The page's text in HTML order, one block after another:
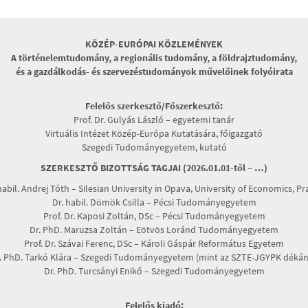
KÖZÉP-EURÓPAI KÖZLEMÉNYEK
A történelemtudomány, a regionális tudomány, a földrajztudomány,
és a gazdálkodás- és szervezéstudományok művelőinek folyóirata
Felelős szerkesztő/Főszerkesztő:
Prof. Dr. Gulyás László – egyetemi tanár
Virtuális Intézet Közép-Európa Kutatására, főigazgató
Szegedi Tudományegyetem, kutató
SZERKESZTŐ BIZOTTSÁG TAGJAI (2026.01.01-től – …)
Andrej Tóth – Silesian University in Opava, University of Economics,
Dr. habil. Dömök Csilla – Pécsi Tudományegyetem
Prof. Dr. Kaposi Zoltán, DSc – Pécsi Tudományegyetem
Dr. PhD. Maruzsa Zoltán – Eötvös Loránd Tudományegyetem
Prof. Dr. Szávai Ferenc, DSc – Károli Gáspár Református Egyetem
PhD. Tarkó Klára – Szegedi Tudományegyetem (mint az SZTE-JGYPK
Dr. PhD. Turcsányi Enikő – Szegedi Tudományegyetem
Felelős kiadó: